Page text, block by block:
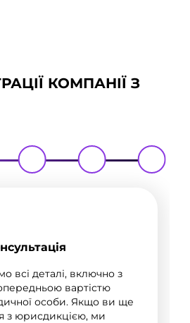
КОМПАНІЇ З
всі деталі, включно з
вартістю
особи. Якщо ви ще
з юрисдикцією, ми